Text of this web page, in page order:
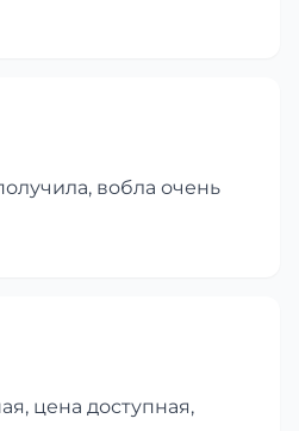
вобла очень
цена доступная,